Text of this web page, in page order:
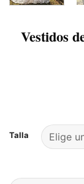
Vestidos
Talla